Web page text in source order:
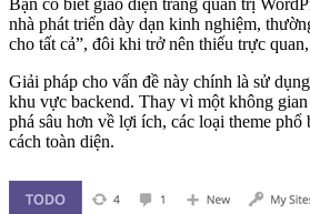
Bạn có biết giao diện trang quản trị
nhà phát triển dày dạn kinh nghiệm,
cho tất cả”, đôi khi trở nên thiếu trực
Giải pháp cho vấn đề này chính là sử dụng
khu vực backend. Thay vì một không
phá sâu hơn về lợi ích, các loại theme
cách toàn diện.